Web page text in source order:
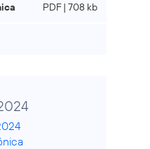
PDF | 708 kb